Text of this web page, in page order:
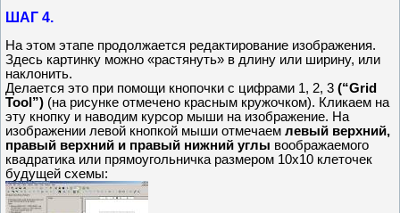
ШАГ 4.
На этом этапе продолжается редактирование изображения.
Здесь картинку можно «растянуть» в длину или ширину, или
наклонить.
Делается это при помощи кнопочки с цифрами 1, 2, 3 (“Grid
Tool”) (на рисунке отмечено красным кружочком). Кликаем на
эту кнопку и наводим курсор мыши на изображение. На
изображении левой кнопкой мыши отмечаем левый верхний,
правый верхний и правый нижний углы воображаемого
квадратика или прямоугольничка размером 10х10 клеточек
будущей схемы: